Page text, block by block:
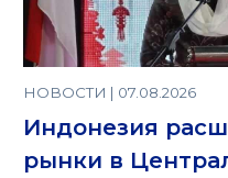
НОВОСТИ | 07.08.2026
Индонезия
рынки в